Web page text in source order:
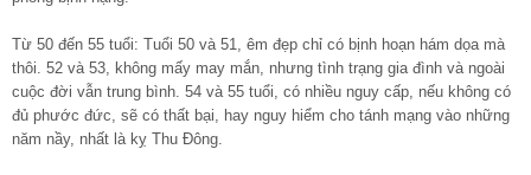
Từ 50 đến 55 tuổi: Tuổi 50 và 51, êm đẹp chỉ có bịnh hoạn hám dọa mà
thôi. 52 và 53, không mấy may mắn, nhưng tình trạng gia đình và ngoài
cuộc đời vẫn trung bình. 54 và 55 tuổi, có nhiều nguy cấp, nếu không có
đủ phước đức, sẽ có thất bại, hay nguy hiểm cho tánh mạng vào những
năm nầy, nhất là kỵ Thu Đông.